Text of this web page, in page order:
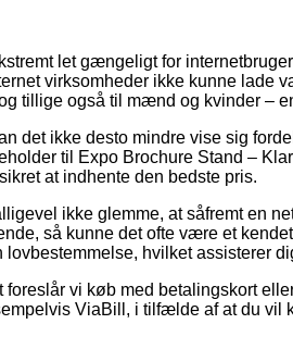
let gængeligt for
virksomheder ikke kunne lade
tillige også til mænd og kvinder –
det ikke desto mindre vise sig
til Expo Brochure Stand –
at indhente den bedste pris.
ikke glemme, at såfremt en
så kunne det ofte være et
lovbestemmelse, hvilket assisterer
foreslår vi køb med betalingskort
ViaBill, i tilfælde af at du vil